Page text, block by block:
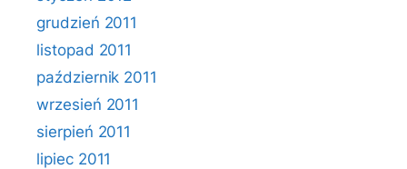
grudzień 2011
listopad 2011
październik 2011
wrzesień 2011
sierpień 2011
lipiec 2011